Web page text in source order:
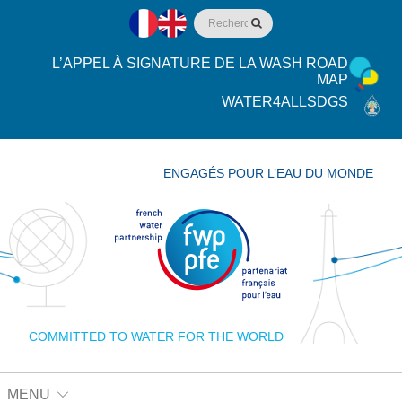
L’APPEL À SIGNATURE DE LA WASH ROAD
MAP
WATER4ALLSDGS
COMMITTED TO WATER FOR THE WORLD
ENGAGÉS POUR L’EAU DU MONDE
MENU